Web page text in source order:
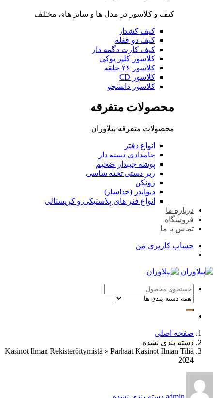
کیف و کلاسور در مدل ها و سایز های مختلف
کیف کشدار
کیف دو قفله
کیف کارت دگمه دار
کلاسور کلیر بوکی
کلاسور ۲۶ حلقه
کلاسور CD
کلاسور دانشجو
محصولات متفرقه
محصولات متفرقه پیلاوران
انواع دفتر
جامدادی دسته دار
پوشه جیبدار ضخیم
زیر دستی تخته شاسی
زونکن
دیوایدر (جداساز)
انواع فنر های پلاستیکی و کریستالی
درباره ما
فروشگاه
تماس با ما
حساب کاربری من
صفحه اصلی
دسته بندی نشده
Kasinot Ilman Rekisteröitymistä » Parhaat Kasinot Ilman Tiliä
2024